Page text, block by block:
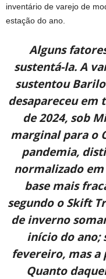
inventário de varejo de
estação do ano.
Alguns
sustentá-la. A
sustentou
desapareceu
de 2024, sob
marginal para o
pandemia,
normalizado em
base mais
segundo o Skift
de inverno
início do ano;
fevereiro, mas a
Quanto